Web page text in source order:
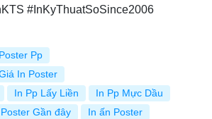
#InKyThuatSoSince2006
Pp
In Poster
In Pp Lấy Liền
In Pp Mực Dầu
Gần đây
In ấn Poster